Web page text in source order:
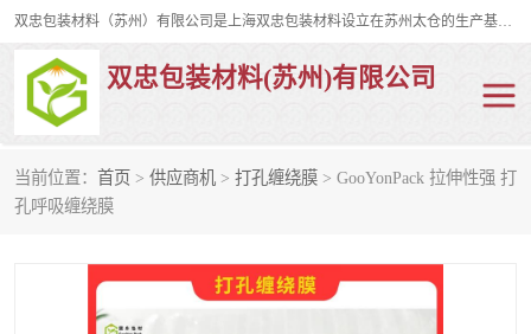
双忠包装材料（苏州）有限公司是上海双忠包装材料设立在苏州太仓的生产基地，占地约2万平米，产品主要有打孔缠绕膜，拉伸蜂窝纸，集装箱充气袋，滑托板，打包带，裹包网兜，防滑纸等箱体和托盘的运输和保护性包材。固永包材®，GooYon Pack®，是我们保护性包装材料的专属品牌。
双忠包装材料(苏州)有限公司
当前位置： 首页 > 供应商机 > 打孔缠绕膜 > GooYonPack 拉伸性强 打
孔呼吸缠绕膜
打孔缠绕膜
裹包网兜 纤维打包带